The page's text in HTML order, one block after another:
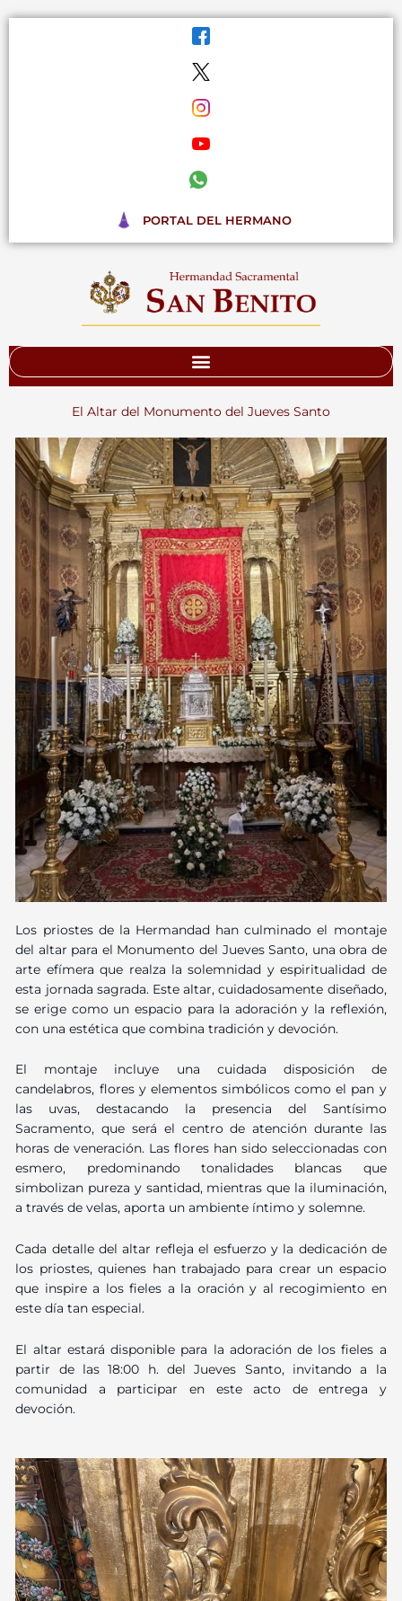
PORTAL DEL HERMANO
El Altar del Monumento del Jueves Santo
Los priostes de la Hermandad han culminado el montaje
del altar para el Monumento del Jueves Santo, una obra de
arte efímera que realza la solemnidad y espiritualidad de
esta jornada sagrada. Este altar, cuidadosamente diseñado,
se erige como un espacio para la adoración y la reflexión,
con una estética que combina tradición y devoción.
El montaje incluye una cuidada disposición de
candelabros, flores y elementos simbólicos como el pan y
las uvas, destacando la presencia del Santísimo
Sacramento, que será el centro de atención durante las
horas de veneración. Las flores han sido seleccionadas con
esmero, predominando tonalidades blancas que
simbolizan pureza y santidad, mientras que la iluminación,
a través de velas, aporta un ambiente íntimo y solemne.
Cada detalle del altar refleja el esfuerzo y la dedicación de
los priostes, quienes han trabajado para crear un espacio
que inspire a los fieles a la oración y al recogimiento en
este día tan especial.
El altar estará disponible para la adoración de los fieles a
partir de las 18:00 h. del Jueves Santo, invitando a la
comunidad a participar en este acto de entrega y
devoción.